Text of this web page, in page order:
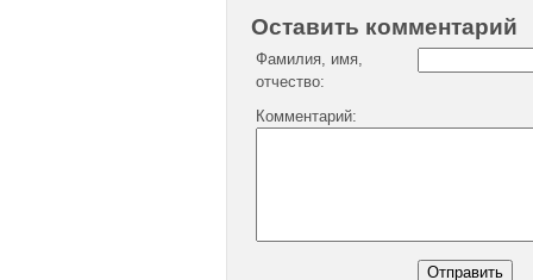
Оставить комментарий
Фамилия, имя,
отчество:
Комментарий: